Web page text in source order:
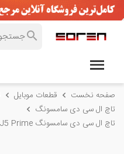
صفحه نخست قطعات موبایل
تاچ ال سی دی سامسونگ
تاچ ال سی دی سامسونگ Samsung SM-G570F Galaxy J5 Prime